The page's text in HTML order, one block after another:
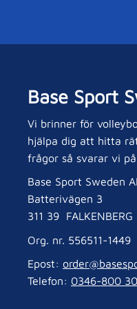
Base Sport
Vi brinner för
hjälpa dig att hitta
frågor så svarar vi
Base Sport Sweden
Batterivägen 3
311 39 FALKENBERG
Org. nr. 556511-1449
Epost:
Telefon: 0346-800 30